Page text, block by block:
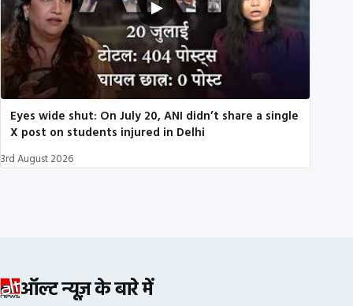
Eyes wide shut: On July 20, ANI didn’t share a single
X post on students injured in Delhi
3rd August 2026
ऑल्ट न्यूज़ के बारे में